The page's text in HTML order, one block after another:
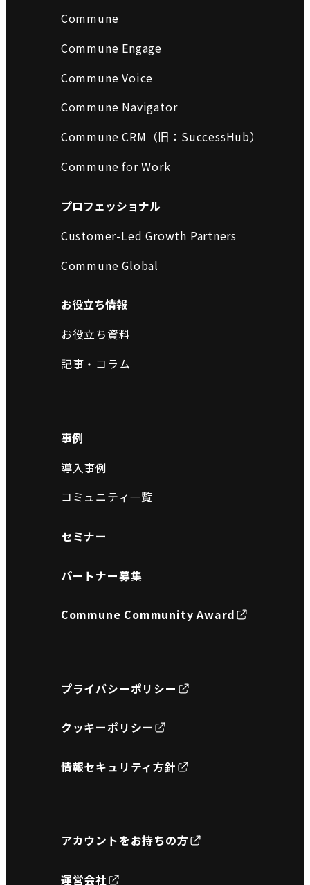
Commune
Commune Engage
Commune Voice
Commune Navigator
Commune CRM（旧：SuccessHub）
Commune for Work
プロフェッショナル
Customer-Led Growth Partners
Commune Global
お役立ち情報
お役立ち資料
記事・コラム
事例
導入事例
コミュニティ一覧
セミナー
パートナー募集
Commune Community Award
プライバシーポリシー
クッキーポリシー
情報セキュリティ方針
アカウントをお持ちの方
運営会社